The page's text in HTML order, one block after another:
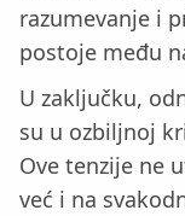
razumevanje i
postoje među
U zaključku,
su u ozbiljnoj
Ove tenzije ne
već i na